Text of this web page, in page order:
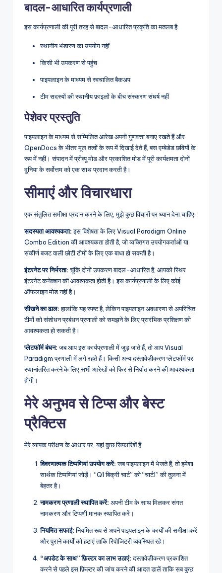
बादल-आधारित कार्यप्रणाली
इस कार्यप्रणाली की पूरी तरह से बादल-आधारित प्रकृति का मतलब है:
स्थानीय भंडारण का उपयोग नहीं
किसी भी उपकरण से पहुंच
पाइपलाइन के माध्यम से स्वचालित बैकअप
टीम सदस्यों की स्थानीय फ़ाइलों के बीच संस्करण संघर्ष नहीं
पेशेवर प्रस्तुति
पाइपलाइन के माध्यम से सम्मिलित आरेख अपनी गुणवत्ता बनाए रखते हैं और
OpenDocs के भीतर मूल तत्वों के रूप में दिखाई देते हैं, बस एम्बेडेड छवियों के
रूप में नहीं। संपादन में प्रीव्यू मोड और प्रकाशित मोड में पूरी कार्यक्षमता दोनों
दुनिया के सर्वोत्तम को एक साथ प्रदान करती है।
सीमाएं और विचारधारा
एक संतुलित समीक्षा प्रदान करने के लिए, मुझे कुछ विचारों पर ध्यान देना चाहिए:
सदस्यता आवश्यकता:इस विशेषता के लिए Visual Paradigm Online
Combo Edition की आवश्यकता होती है, जो व्यक्तिगत उपयोगकर्ताओं या
संकीर्ण बजट वाली छोटी टीमों के लिए एक बाधा हो सकती है।
इंटरनेट पर निर्भरता:चूंकि दोनों उपकरण बादल-आधारित हैं, आपको स्थिर
इंटरनेट कनेक्शन की आवश्यकता होती है। इस कार्यप्रणाली के लिए कोई
ऑफलाइन मोड नहीं है।
सीखने का ढाल:हालांकि यह स्पष्ट है, लेकिन पाइपलाइन अवधारणा से अपरिचित
टीमों को संशोधन प्रबंधन प्रणाली को समझने के लिए प्रारंभिक प्रशिक्षण की
आवश्यकता हो सकती है।
प्लेटफॉर्म बंधन:जब आप इस कार्यप्रणाली में जुड़ जाते हैं, तो आप Visual
Paradigm प्रणाली में लगे रहते हैं। किसी अन्य दस्तावेज़ीकरण प्लेटफॉर्म पर
स्थानांतरित करने के लिए सभी आरेखों को फिर से निर्यात करने की आवश्यकता
होगी।
मेरे अनुभव से टिप्स और बेस्ट
प्रैक्टिस
मेरे व्यापक परीक्षण के आधार पर, यहां कुछ सिफारिशें हैं:
विवरणात्मक टिप्पणियां उपयोग करें:जब पाइपलाइन में भेजते हैं, तो हमेशा
सार्थक टिप्पणियां जोड़ें। “Q1 बिक्री चार्ट” को “चार्ट1” की तुलना में
बेहतर है।
नामकरण प्रणाली स्थापित करें: अपनी टीम के साथ मिलकर संगत
नामकरण और टिप्पणी मानक स्थापित करें।
नियमित सफाई:नियमित रूप से अपने पाइपलाइन के कार्यों की समीक्षा करें
और पुराने कार्यों को हटाएं ताकि रिपोजिटरी व्यवस्थित रहे।
“अपडेट के साथ” फ़िल्टर का लाभ उठाएं:दस्तावेज़ीकरण प्रकाशित
करने से पहले इस फ़िल्टर की जांच करने की आदत डालें ताकि सब कुछ